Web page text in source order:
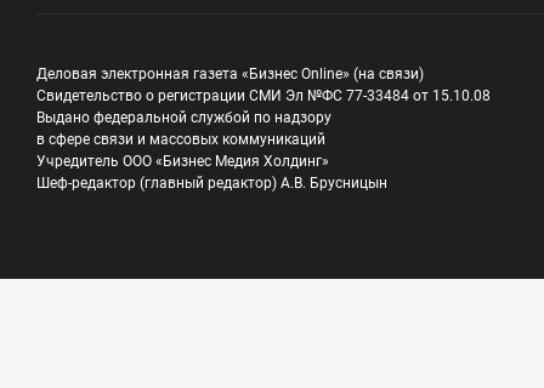
Деловая электронная газета «Бизнес Online» (на связи)
Свидетельство о регистрации СМИ Эл №ФС 77-33484 от 15.10.08
Выдано федеральной службой по надзору
в сфере связи и массовых коммуникаций
Учредитель ООО «Бизнес Медия Холдинг»
Шеф-редактор (главный редактор) А.В. Брусницын